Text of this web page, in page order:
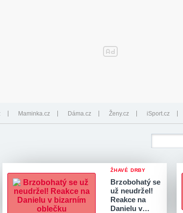
Maminka.cz Dáma.cz Ženy.cz iSport.cz
ŽHAVÉ DRBY
Brzobohatý se
už neudržel!
Reakce na
Danielu v…